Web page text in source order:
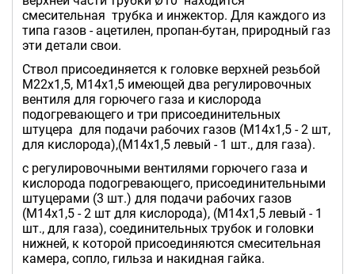
смесительная трубка и инжектор. Для каждого из
типа газов - ацетилен, пропан-бутан, природный газ
эти детали свои.
Ствол присоединяется к головке верхней резьбой
М22х1,5, М14х1,5 имеющей два регулировочных
вентиля для горючего газа и кислорода
подогревающего и три присоединительных
штуцера для подачи рабочих газов (М14х1,5 - 2 шт,
для кислорода),(М14х1,5 левый - 1 шт., для газа).
с регулировочными вентилями горючего газа и
кислорода подогревающего, присоединительными
штуцерами (3 шт.) для подачи рабочих газов
(М14х1,5 - 2 шт для кислорода), (М14х1,5 левый - 1
шт., для газа), соединительных трубок и головки
нижней, к которой присоединяются смесительная
камера, сопло, гильза и накидная гайка.